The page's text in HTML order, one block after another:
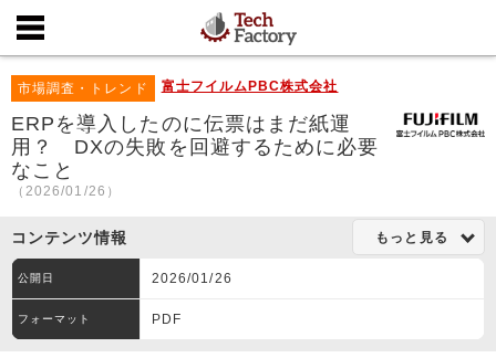
市場調査・トレンド 富士フイルムPBC株式会社
ERPを導入したのに伝票はまだ紙運
用？ DXの失敗を回避するために必要
なこと
（2026/01/26）
コンテンツ情報 もっと見る
公開日 2026/01/26
フォーマット PDF